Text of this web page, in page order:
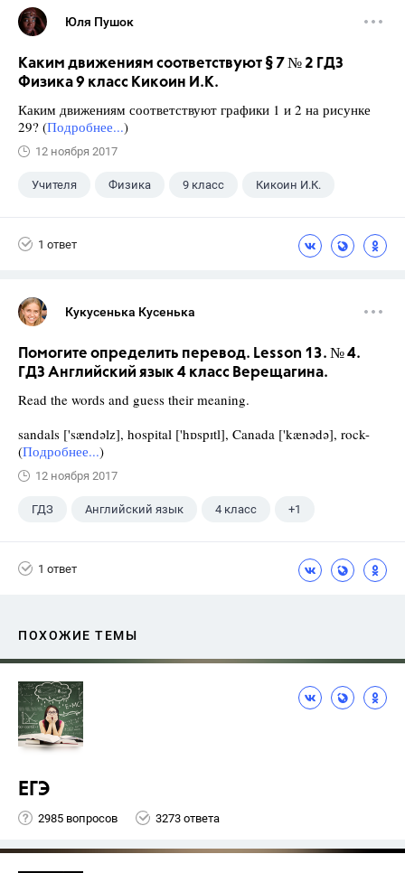
Юля Пушок
Каким движениям соответствуют § 7 № 2 ГДЗ
Физика 9 класс Кикоин И.К.
Каким движениям соответствуют графики 1 и 2 на рисунке
29? (Подробнее...)
12 ноября 2017
Учителя Физика 9 класс Кикоин И.К.
1 ответ
Кукусенька Кусенька
Помогите определить перевод. Lesson 13. № 4.
ГДЗ Английский язык 4 класс Верещагина.
Read the words and guess their meaning.
sandals ['sændəlz], hospital ['hɒspɪtl], Canada ['kænədə], rock-
(Подробнее...)
12 ноября 2017
ГДЗ Английский язык 4 класс +1
1 ответ
ПОХОЖИЕ ТЕМЫ
ЕГЭ
2985 вопросов 3273 ответа